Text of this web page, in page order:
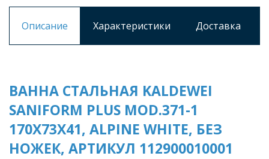
Описание Характеристики Доставка
ВАННА СТАЛЬНАЯ KALDEWEI
SANIFORM PLUS MOD.371-1
170Х73Х41, ALPINE WHITE, БЕЗ
НОЖЕК, АРТИКУЛ 112900010001